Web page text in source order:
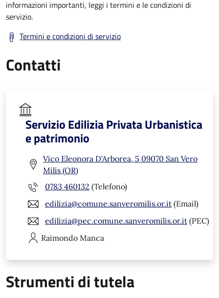
informazioni importanti, leggi i termini e le condizioni di
servizio.
Termini e condizioni di servizio
Contatti
Servizio Edilizia Privata Urbanistica
e patrimonio
Vico Eleonora D'Arborea, 5 09070 San Vero
Milis (OR)
0783 460132 (Telefono)
edilizia@comune.sanveromilis.or.it (Email)
edilizia@pec.comune.sanveromilis.or.it (PEC)
Raimondo Manca
Strumenti di tutela